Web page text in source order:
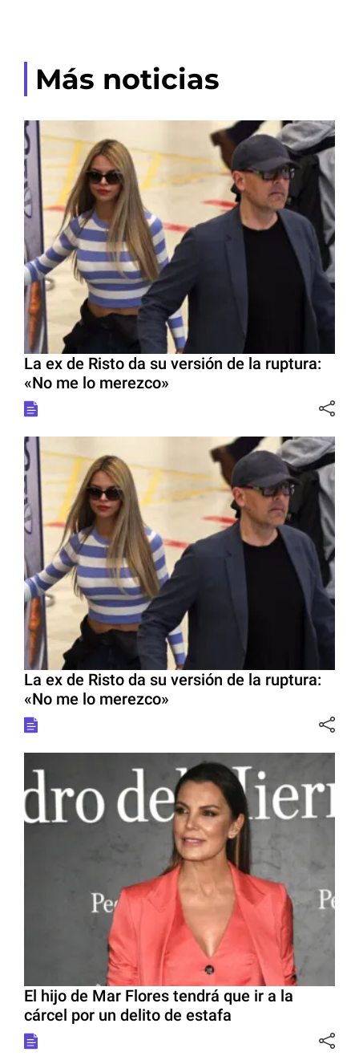
Más noticias
La ex de Risto da su versión de la ruptura:
«No me lo merezco»
La ex de Risto da su versión de la ruptura:
«No me lo merezco»
El hijo de Mar Flores tendrá que ir a la
cárcel por un delito de estafa